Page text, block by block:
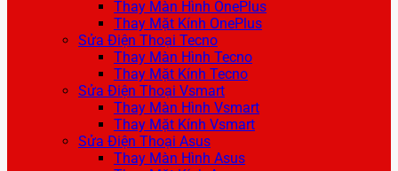
Thay Màn Hình OnePlus
Thay Mặt Kính OnePlus
Sửa Điện Thoại Tecno
Thay Màn Hình Tecno
Thay Mặt Kính Tecno
Sửa Điện Thoại Vsmart
Thay Màn Hình Vsmart
Thay Mặt Kính Vsmart
Sửa Điện Thoại Asus
Thay Màn Hình Asus